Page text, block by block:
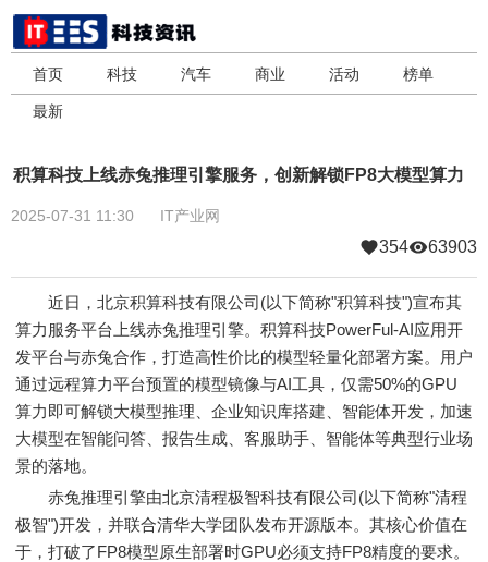
首页 科技 汽车 商业 活动 榜单
最新
积算科技上线赤兔推理引擎服务，创新解锁FP8大模型算力
2025-07-31 11:30 IT产业网
354 63903
近日，北京积算科技有限公司(以下简称"积算科技")宣布其
算力服务平台上线赤兔推理引擎。积算科技PowerFul-AI应用开
发平台与赤兔合作，打造高性价比的模型轻量化部署方案。用户
通过远程算力平台预置的模型镜像与AI工具，仅需50%的GPU
算力即可解锁大模型推理、企业知识库搭建、智能体开发，加速
大模型在智能问答、报告生成、客服助手、智能体等典型行业场
景的落地。
赤兔推理引擎由北京清程极智科技有限公司(以下简称"清程
极智")开发，并联合清华大学团队发布开源版本。其核心价值在
于，打破了FP8模型原生部署时GPU必须支持FP8精度的要求。